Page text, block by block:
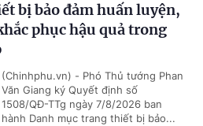
bị bảo đảm huấn luyện,
phục hậu quả trong
(Chinhphu.vn) - Phó Thủ tướng Phan
Văn Giang ký Quyết định số
1508/QĐ-TTg ngày 7/8/2026 ban
hành Danh mục trang thiết bị bảo...